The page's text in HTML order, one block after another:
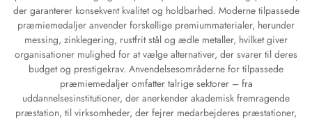
der garanterer konsekvent kvalitet og holdbarhed. Moderne tilpassede
præmiemedaljer anvender forskellige premiummaterialer, herunder
messing, zinklegering, rustfrit stål og ædle metaller, hvilket giver
organisationer mulighed for at vælge alternativer, der svarer til deres
budget og prestigekrav. Anvendelsesområderne for tilpassede
præmiemedaljer omfatter talrige sektorer – fra
uddannelsesinstitutioner, der anerkender akademisk fremragende
præstation, til virksomheder, der fejrer medarbejderes præstationer,